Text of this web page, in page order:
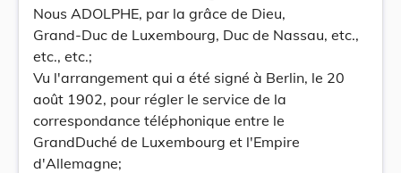
Nous ADOLPHE, par la grâce de Dieu,
Grand-Duc de Luxembourg, Duc de Nassau, etc.,
etc., etc.;
Vu l'arrangement qui a été signé à Berlin, le 20
août 1902, pour régler le service de la
correspondance téléphonique entre le
GrandDuché de Luxembourg et l'Empire
d'Allemagne;